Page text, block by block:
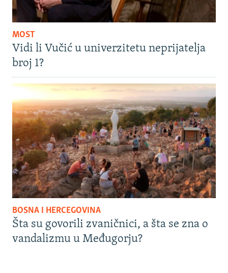
MOST
Vidi li Vučić u univerzitetu neprijatelja
broj 1?
BOSNA I HERCEGOVINA
Šta su govorili zvaničnici, a šta se zna o
vandalizmu u Međugorju?